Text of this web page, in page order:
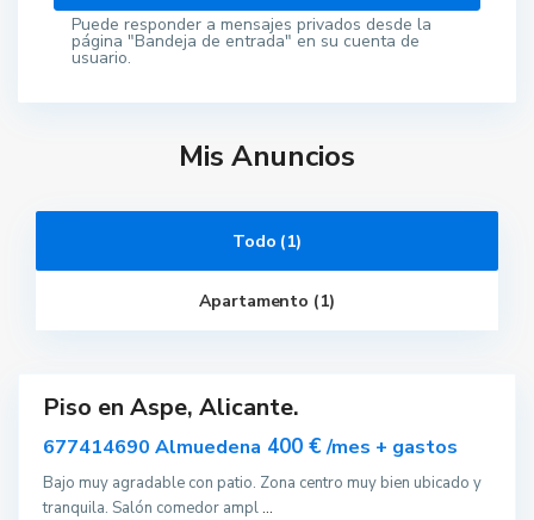
Puede responder a mensajes privados desde la
página "Bandeja de entrada" en su cuenta de
usuario.
Mis Anuncios
Todo (1)
Apartamento (1)
Piso en Aspe, Alicante.
677414690 Almuedena 400 €/mes + gastos
Bajo muy agradable con patio. Zona centro muy bien ubicado y
tranquila. Salón comedor ampl...